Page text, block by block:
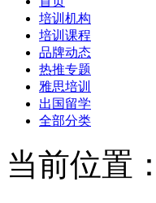
培训机构
培训课程
品牌动态
热推专题
雅思培训
出国留学
全部分类
当前位置：